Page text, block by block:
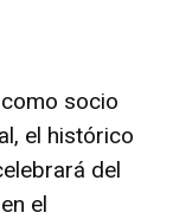
socio
el histórico
del
en el